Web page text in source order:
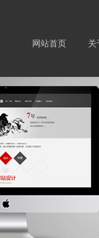
网站首页 关